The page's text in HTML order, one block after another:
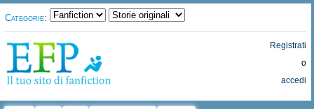
Categorie:
Registrati
o
accedi